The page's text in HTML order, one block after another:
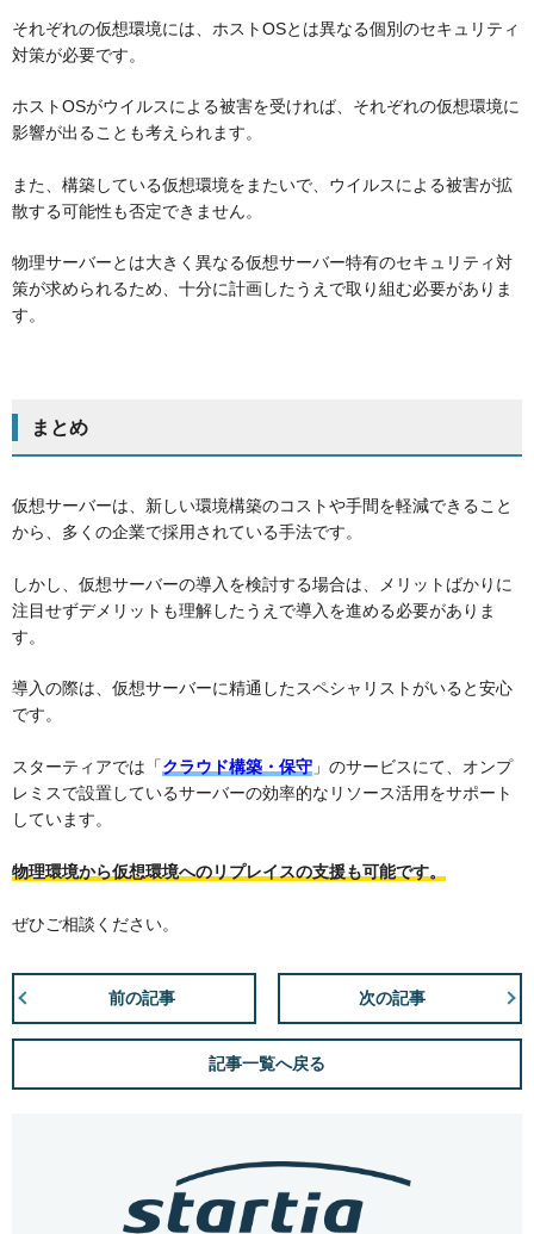
それぞれの仮想環境には、ホストOSとは異なる個別のセキュリティ
対策が必要です。
ホストOSがウイルスによる被害を受ければ、それぞれの仮想環境に
影響が出ることも考えられます。
また、構築している仮想環境をまたいで、ウイルスによる被害が拡
散する可能性も否定できません。
物理サーバーとは大きく異なる仮想サーバー特有のセキュリティ対
策が求められるため、十分に計画したうえで取り組む必要がありま
す。
まとめ
仮想サーバーは、新しい環境構築のコストや手間を軽減できること
から、多くの企業で採用されている手法です。
しかし、仮想サーバーの導入を検討する場合は、メリットばかりに
注目せずデメリットも理解したうえで導入を進める必要がありま
す。
導入の際は、仮想サーバーに精通したスペシャリストがいると安心
です。
スターティアでは「クラウド構築・保守 」のサービスにて、オンプ
レミスで設置しているサーバーの効率的なリソース活用をサポート
しています。
物理環境から仮想環境へのリプレイスの支援も可能です。
ぜひご相談ください。
前の記事
記事一覧へ戻る
次の記事